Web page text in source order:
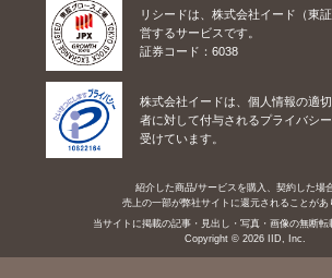
リシードは、株式会社イード（東
営するサービスです。
証券コード：6038
株式会社イードは、個人情報の適
者に対して付与されるプライバシ
受けています。
紹介した商品/サービスを購入、契約した場合
売上の一部が弊社サイトに還元されることがあ
当サイトに掲載の記事・見出し・写真・画像の無断転
Copyright © 2026 IID, Inc.